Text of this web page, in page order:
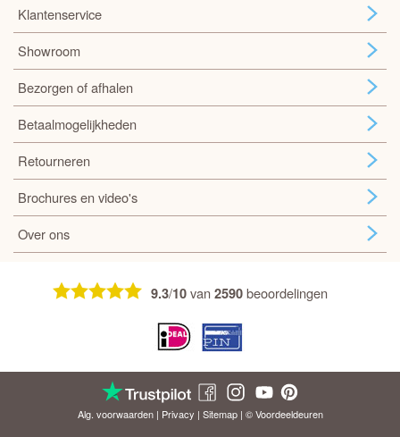
Klantenservice
Showroom
Bezorgen of afhalen
Betaalmogelijkheden
Retourneren
Brochures en video's
Over ons
9.3/10van2590beoordelingen
Alg. voorwaarden| Privacy | Sitemap| © Voordeeldeuren